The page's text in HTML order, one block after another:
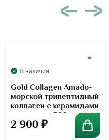
В наличии
Gold Collagen Amado-
морской трипептидный
коллаген с керамидами
в порошке. 300 грамм
2 900 ₽